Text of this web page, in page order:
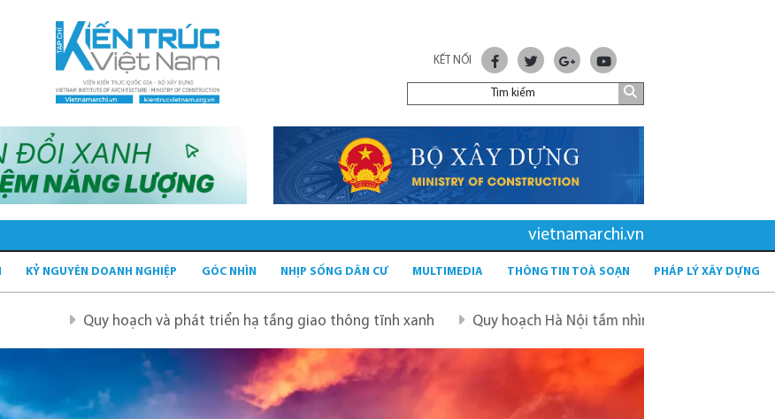
KẾT NỐI
vietnamarchi.vn
KỶ NGUYÊN DOANH NGHIỆP GÓC NHÌN NHỊP SỐNG DÂN CƯ MULTIMEDIA THÔNG TIN TOÀ SOẠN PHÁP LÝ XÂY DỰNG
Quy hoạch và phát triển hạ tầng giao thông tĩnh xanh Quy hoạch Hà Nội tầm nhìn 100 năm